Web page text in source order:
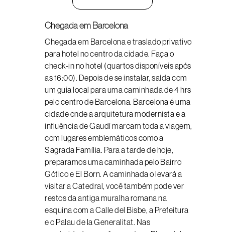
Chegada em Barcelona
Chegada em Barcelona e traslado privativo
para hotel no centro da cidade. Faça o
check-in no hotel (quartos disponíveis após
as 16:00). Depois de se instalar, saída com
um guia local para uma caminhada de 4 hrs
pelo centro de Barcelona. Barcelona é uma
cidade onde a arquitetura modernista e a
influência de Gaudí marcam toda a viagem,
com lugares emblemáticos como a
Sagrada Família. Para a tarde de hoje,
preparamos uma caminhada pelo Bairro
Gótico e El Born. A caminhada o levará a
visitar a Catedral, você também pode ver
restos da antiga muralha romana na
esquina com a Calle del Bisbe, a Prefeitura
e o Palau de la Generalitat. Nas